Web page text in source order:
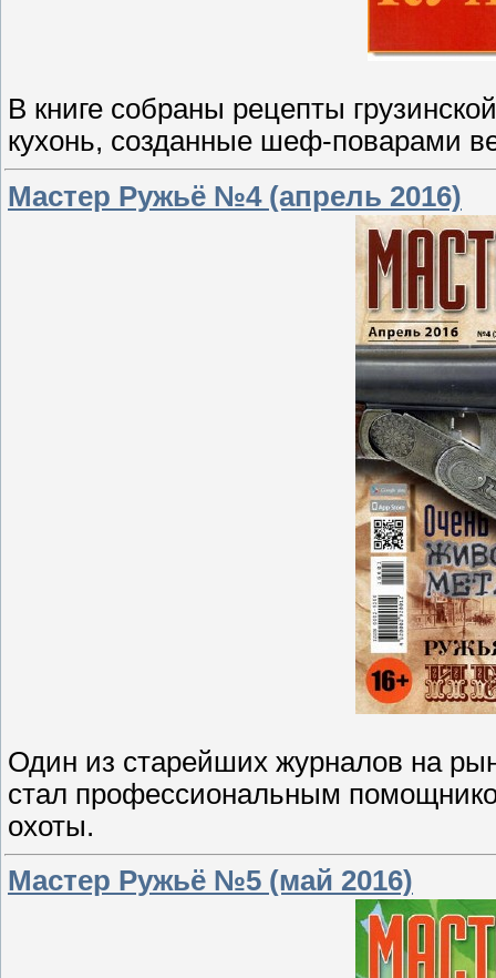
В книге собраны рецепты
кухонь, созданные шеф-поварами
Мастер Ружьё №4 (апрель 2016)
Один из старейших журналов на
стал профессиональным
охоты.
Мастер Ружьё №5 (май 2016)